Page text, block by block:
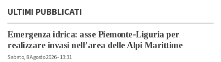
ULTIMI PUBBLICATI
Emergenza idrica: asse Piemonte-Liguria per
realizzare invasi nell’area delle Alpi Marittime
Sabato, 8 Agosto 2026 - 13:31